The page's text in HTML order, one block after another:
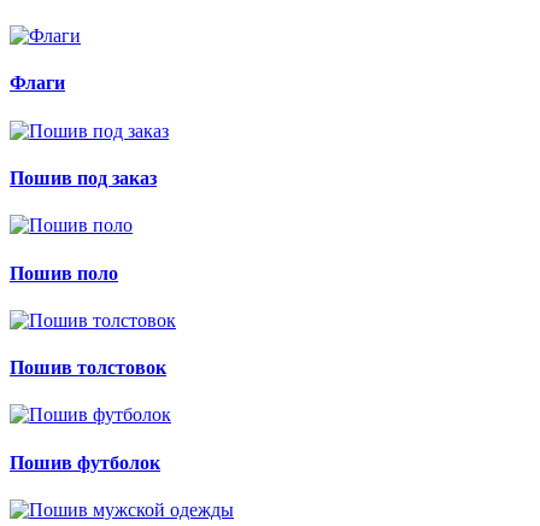
Флаги
Пошив под заказ
Пошив поло
Пошив толстовок
Пошив футболок